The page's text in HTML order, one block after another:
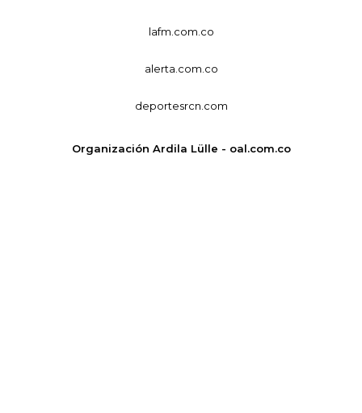
lafm.com.co
alerta.com.co
deportesrcn.com
Organización Ardila Lülle - oal.com.co